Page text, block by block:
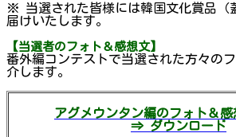
※ 当選された皆様には韓国文化賞品（
届けいたします。
【当選者のフォト＆感想文】
番外編コンテストで当選された方々の
介します。
アグメウンタン編のフォト＆感
⇒ ダウンロード